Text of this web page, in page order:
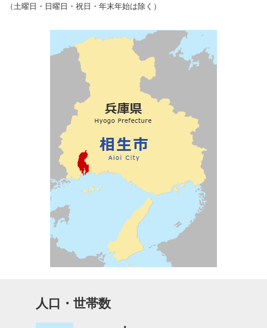
（土曜日・日曜日・祝日・年末年始は除く）
人口・世帯数